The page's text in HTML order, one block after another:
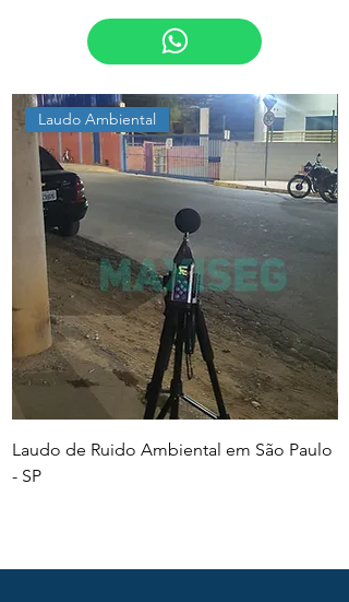
Laudo Ambiental
Laudo de Ruido Ambiental em São Paulo
- SP